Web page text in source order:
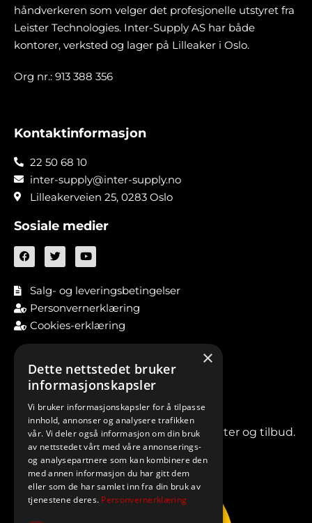
håndverkeren som velger det profesjonelle utstyret fra
Leister Technologies. Inter-Supply AS har både
kontorer, verksted og lager på Lilleaker i Oslo.
Org nr.: 913 388 356
Kontaktinformasjon
22 50 68 10
inter-supply@inter-supply.no
Lilleakerveien 25, 0283 Oslo
Sosiale medier
Salg- og leveringsbetingelser
Personvernerklæring
Cookies-erklæring
Meld deg på vårt nyhetsbrev for nyheter og tilbud.
×
Dette nettstedet bruker
informasjonskapsler
Vi bruker informasjonskapsler for å tilpasse
innhold, annonser og analysere trafikken
vår. Vi deler også informasjon om din bruk
av nettstedet vårt med våre annonserings-
og analysepartnere som kan kombinere den
med annen informasjon du har gitt dem
eller som de har samlet inn fra din bruk av
tjenestene deres. Personvernerklæring